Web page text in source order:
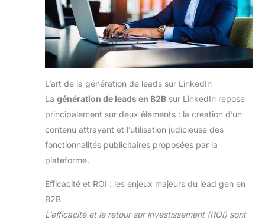
L’art de la génération de leads sur LinkedIn
La génération de leads en B2B sur LinkedIn repose
principalement sur deux éléments : la création d’un
contenu attrayant et l’utilisation judicieuse des
fonctionnalités publicitaires proposées par la
plateforme.
Efficacité et ROI : les enjeux majeurs du lead gen en
B2B
L’efficacité et le retour sur investissement (ROI) sont